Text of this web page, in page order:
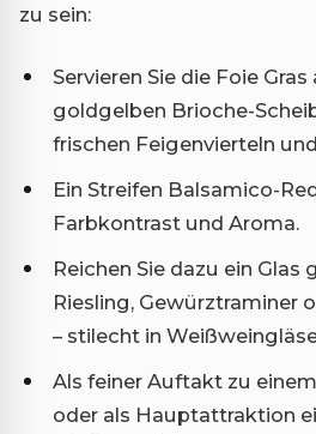
zu sein:
Servieren Sie die Foie
goldgelben Brioche-
frischen Feigenvierteln
Ein Streifen Balsamico-
Farbkontrast und Aroma.
Reichen Sie dazu ein
Riesling, Gewürztraminer
– stilecht in
Als feiner Auftakt zu
oder als Hauptattraktion